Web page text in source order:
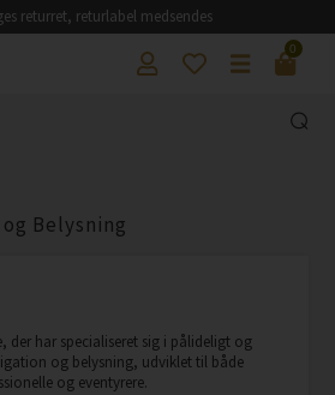
returret, returlabel medsendes
0
Belysning
der har specialiseret sig i pålideligt og
og belysning, udviklet til både
og eventyrere.